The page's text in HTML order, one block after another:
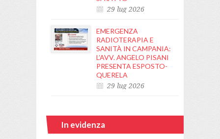
29 lug 2026
EMERGENZA
RADIOTERAPIA E
SANITÀ IN CAMPANIA:
L’AVV. ANGELO PISANI
PRESENTA ESPOSTO-
QUERELA
29 lug 2026
In evidenza